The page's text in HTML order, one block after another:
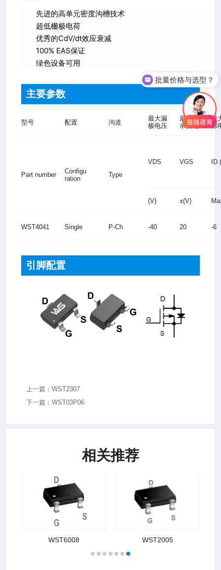
先进的高单元密度沟槽技术
超低栅极电荷
优秀的CdV/dt效应衰减
100% EAS保证
绿色设备可用
主要参数
型号 配置 沟道
最大漏
极电压
最大栅源
承受电压
最
源
Part number
Configu
ration
Type
VDS VGS ID
(V) ±(V)
WST4041 Single P-Ch -40 20 -6
引脚配置
上一篇：WST2307
下一篇：WST03P06
相关推荐
WST6008 WST2005
批量价格与选型？